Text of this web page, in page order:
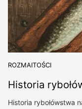
ROZMAITOŚCI
Historia
Historia rybołówstwa